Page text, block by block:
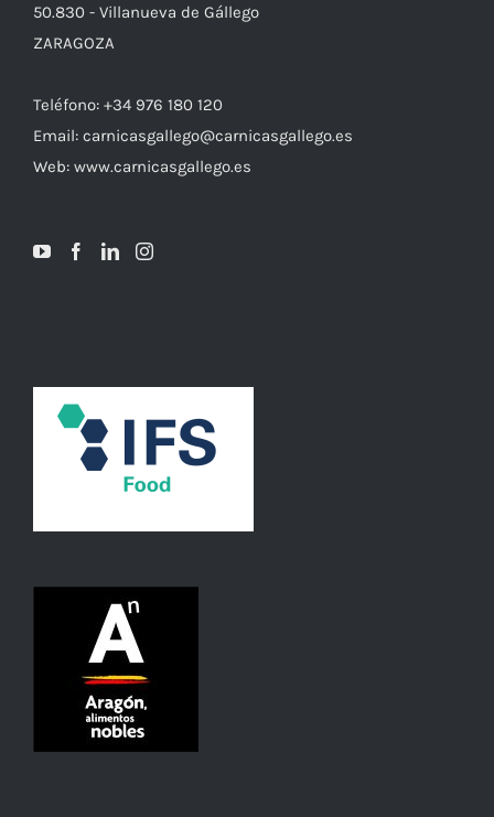
50.830 - Villanueva de Gállego
ZARAGOZA
Teléfono: +34 976 180 120
Email: carnicasgallego@carnicasgallego.es
Web: www.carnicasgallego.es